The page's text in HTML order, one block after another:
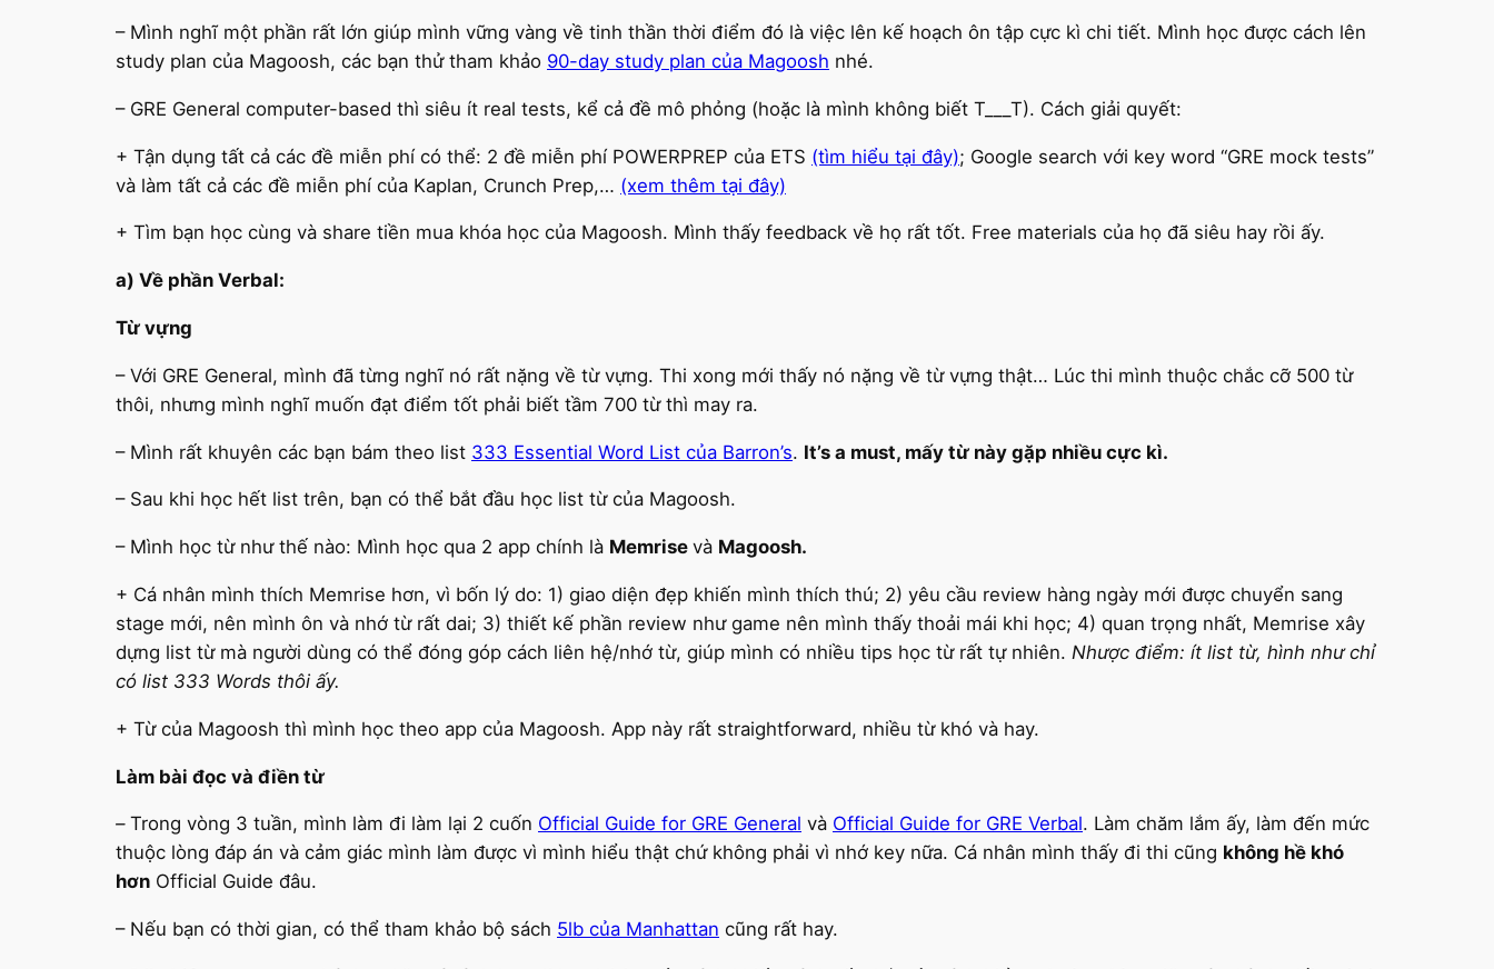
– Mình nghĩ một phần rất lớn giúp mình vững vàng về tinh thần thời điểm đó là việc lên kế hoạch ôn tập cực kì chi tiết. Mình học được cách lên
study plan của Magoosh, các bạn thử tham khảo 90-day study plan của Magoosh nhé.
– GRE General computer-based thì siêu ít real tests, kể cả đề mô phỏng (hoặc là mình không biết T___T). Cách giải quyết:
+ Tận dụng tất cả các đề miễn phí có thể: 2 đề miễn phí POWERPREP của ETS (tìm hiểu tại đây); Google search với key word “GRE mock tests”
và làm tất cả các đề miễn phí của Kaplan, Crunch Prep,… (xem thêm tại đây)
+ Tìm bạn học cùng và share tiền mua khóa học của Magoosh. Mình thấy feedback về họ rất tốt. Free materials của họ đã siêu hay rồi ấy.
a) Về phần Verbal:
Từ vựng
– Với GRE General, mình đã từng nghĩ nó rất nặng về từ vựng. Thi xong mới thấy nó nặng về từ vựng thật… Lúc thi mình thuộc chắc cỡ 500 từ
thôi, nhưng mình nghĩ muốn đạt điểm tốt phải biết tầm 700 từ thì may ra.
– Mình rất khuyên các bạn bám theo list 333 Essential Word List của Barron’s. It’s a must, mấy từ này gặp nhiều cực kì.
– Sau khi học hết list trên, bạn có thể bắt đầu học list từ của Magoosh.
– Mình học từ như thế nào: Mình học qua 2 app chính là Memrise và Magoosh.
+ Cá nhân mình thích Memrise hơn, vì bốn lý do: 1) giao diện đẹp khiến mình thích thú; 2) yêu cầu review hàng ngày mới được chuyển sang
stage mới, nên mình ôn và nhớ từ rất dai; 3) thiết kế phần review như game nên mình thấy thoải mái khi học; 4) quan trọng nhất, Memrise xây
dựng list từ mà người dùng có thể đóng góp cách liên hệ/nhớ từ, giúp mình có nhiều tips học từ rất tự nhiên. Nhược điểm: ít list từ, hình như chỉ
có list 333 Words thôi ấy.
+ Từ của Magoosh thì mình học theo app của Magoosh. App này rất straightforward, nhiều từ khó và hay.
Làm bài đọc và điền từ
– Trong vòng 3 tuần, mình làm đi làm lại 2 cuốn Official Guide for GRE General và Official Guide for GRE Verbal. Làm chăm lắm ấy, làm đến mức
thuộc lòng đáp án và cảm giác mình làm được vì mình hiểu thật chứ không phải vì nhớ key nữa. Cá nhân mình thấy đi thi cũng không hề khó
hơn Official Guide đâu.
– Nếu bạn có thời gian, có thể tham khảo bộ sách 5lb của Manhattan cũng rất hay.